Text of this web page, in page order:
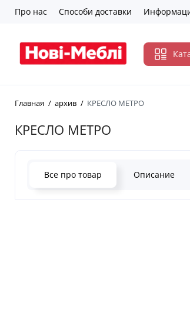
Про нас Способи доставки
Главная архив КРЕСЛО МЕТРО
КРЕСЛО МЕТРО
Все про товар Описание